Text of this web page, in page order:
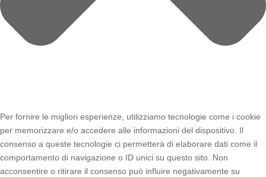
Per fornire le migliori esperienze, utilizziamo tecnologie come i cookie
per memorizzare e/o accedere alle informazioni del dispositivo. Il
consenso a queste tecnologie ci permetterà di elaborare dati come il
comportamento di navigazione o ID unici su questo sito. Non
acconsentire o ritirare il consenso può influire negativamente su